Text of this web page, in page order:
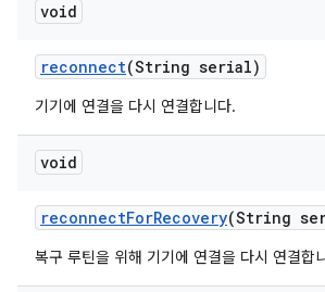
void
reconnect(String serial)
기기에 연결을 다시 연결합니다.
void
reconnectForRecovery(String
복구 루틴을 위해 기기에 연결을 다시 연결합